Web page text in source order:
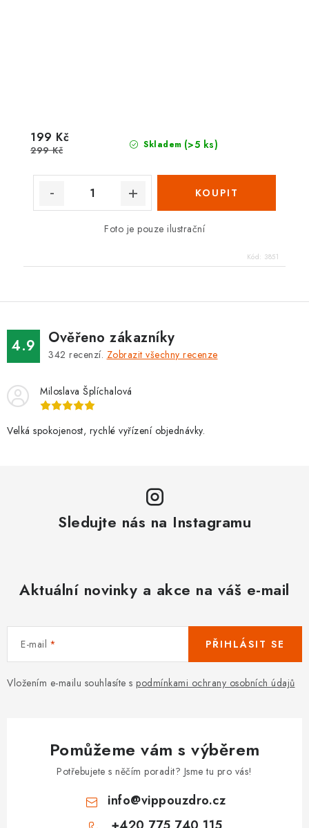
Skladem (>5 ks)
199 Kč
299 Kč
Foto je pouze ilustrační
Kód: 3851
4.9 Ověřeno zákazníky
342 recenzí. Zobrazit všechny recenze
Miloslava Šplíchalová
Velká spokojenost, rychlé vyřízení objednávky.
Sledujte nás na Instagramu
Aktuální novinky a akce na váš e-mail
E-mail
Vložením e-mailu souhlasíte s podmínkami ochrany osobních údajů
PŘIHLÁSIT SE
Pomůžeme vám s výběrem
Potřebujete s něčím poradit? Jsme tu pro vás!
info@vippouzdro.cz